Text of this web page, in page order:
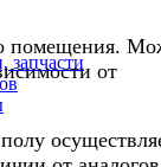
запчасти
помещения.
от